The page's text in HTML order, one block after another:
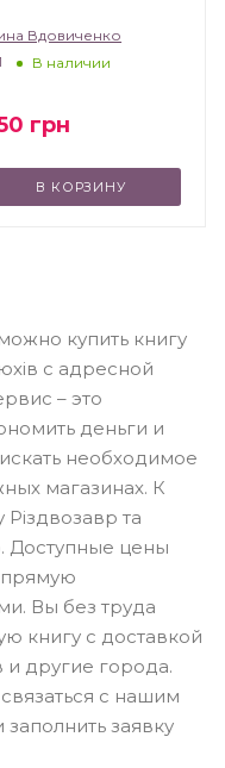
Вдовиченко
В наличии
грн
В КОРЗИНУ
купить книгу
с адресной
– это
деньги и
необходимое
магазинах. К
та
Доступные цены
Вы без труда
книгу с доставкой
другие города.
с нашим
заявку